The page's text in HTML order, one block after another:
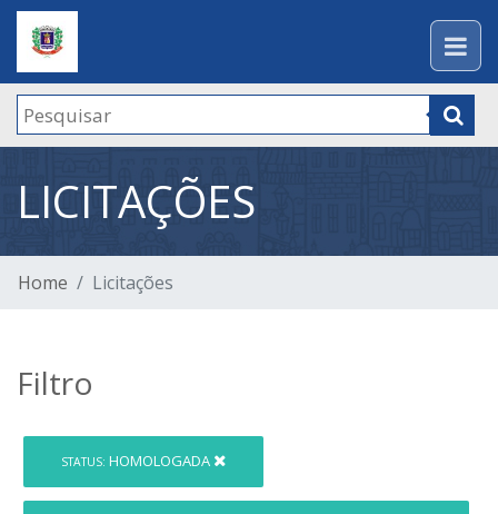
LICITAÇÕES
Home Licitações
Filtro
STATUS: HOMOLOGADA